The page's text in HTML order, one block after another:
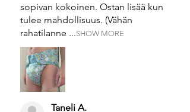
sopivan kokoinen. Ostan lisää kun
tulee mahdollisuus. (Vähän
rahatilanne ...SHOW MORE
Taneli A.